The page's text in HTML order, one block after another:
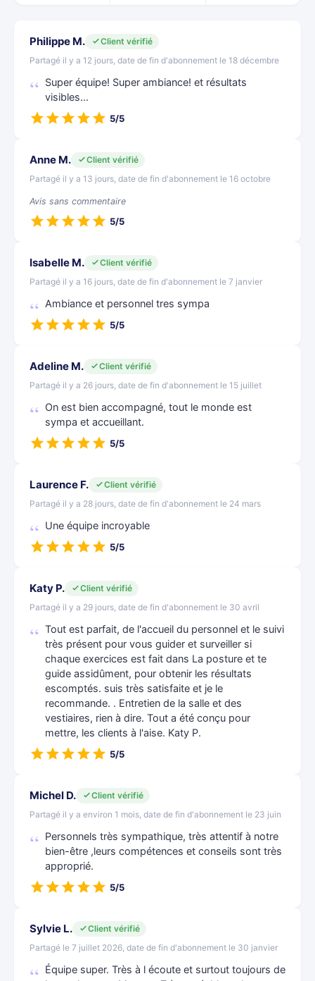
Philippe M.
Client vérifié
Partagé il y a 12 jours, date de fin d'abonnement le 18 décembre
Super équipe! Super ambiance! et résultats
visibles...
5/5
Anne M.
Client vérifié
Partagé il y a 13 jours, date de fin d'abonnement le 16 octobre
Avis sans commentaire
5/5
Isabelle M.
Client vérifié
Partagé il y a 16 jours, date de fin d'abonnement le 7 janvier
Ambiance et personnel tres sympa
5/5
Adeline M.
Client vérifié
Partagé il y a 26 jours, date de fin d'abonnement le 15 juillet
On est bien accompagné, tout le monde est
sympa et accueillant.
5/5
Laurence F.
Client vérifié
Partagé il y a 28 jours, date de fin d'abonnement le 24 mars
Une équipe incroyable
5/5
Katy P.
Client vérifié
Partagé il y a 29 jours, date de fin d'abonnement le 30 avril
Tout est parfait, de l'accueil du personnel et le suivi
très présent pour vous guider et surveiller si
chaque exercices est fait dans La posture et te
guide assidûment, pour obtenir les résultats
escomptés. suis très satisfaite et je le
recommande. . Entretien de la salle et des
vestiaires, rien à dire. Tout a été conçu pour
mettre, les clients à l'aise. Katy P.
5/5
Michel D.
Client vérifié
Partagé il y a environ 1 mois, date de fin d'abonnement le 23 juin
Personnels très sympathique, très attentif à notre
bien-être ,leurs compétences et conseils sont très
approprié.
5/5
Sylvie L.
Client vérifié
Partagé le 7 juillet 2026, date de fin d'abonnement le 30 janvier
Équipe super. Très à l écoute et surtout toujours de